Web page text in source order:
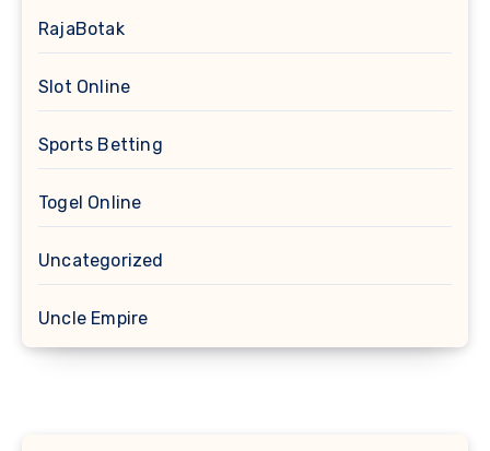
RajaBotak
Slot Online
Sports Betting
Togel Online
Uncategorized
Uncle Empire